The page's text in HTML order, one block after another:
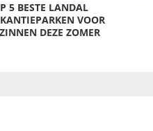
5 BESTE LANDAL
VOOR
DEZE ZOMER